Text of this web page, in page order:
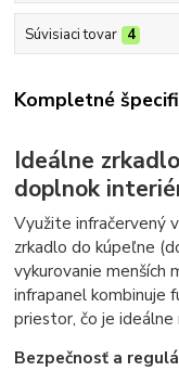
Súvisiaci tovar 4
Kompletné
Ideálne
doplnok
Využite infračervený
zrkadlo do kúpeľne
vykurovanie menších
infrapanel kombinuje
priestor, čo je ideálne
Bezpečnosť a